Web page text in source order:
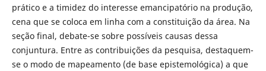
prático e a timidez do interesse emancipatório na produção,
cena que se coloca em linha com a constituição da área. Na
seção final, debate-se sobre possíveis causas dessa
conjuntura. Entre as contribuições da pesquisa, destaquem-
se o modo de mapeamento (de base epistemológica) a que